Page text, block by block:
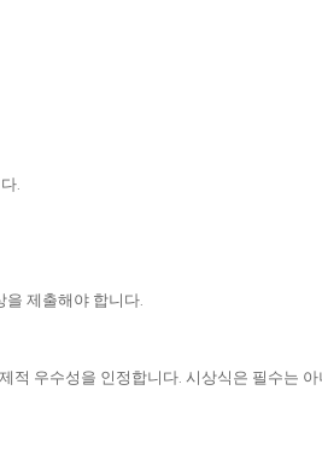
.
제출해야 합니다.
적 우수성을 인정합니다. 시상식은 필수는